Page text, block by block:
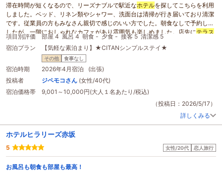
滞在時間が短くなるので、リーズナブルで駅近なホテルを探してこちらを利用
しました。ベッド、リネン類やシャワー、洗面台は清掃が行き届いており清潔
です。従業員の方もみなさん親切で感じのいい方でした。朝食なしで予約しま
したが、一階におしゃれなカフェがあり雰囲気も楽しめました。店先にテラス
席があり、犬を連れて楽しんでいる方がおり近くに住んでいたら是非犬を連れ
てカフェだけでも利用したいです。
項目別評価 部屋 4 風呂 4 朝食 - 夕食 - 接客 5 清潔感 5
宿泊プラン
【気軽な素泊まり】★CITANシンプルステイ★
その他 食事なし
宿泊時期
2026年4月宿泊 (出張)
投稿者
ジペモコさん (女性/40代)
宿泊価格帯
9,001～10,000円(大人１名あたり/税込)
（投稿日：2026/5/17）
詳しくみる
ホテルヒラリーズ赤坂
5 女性/20代 恋人旅行
お風呂も朝食も部屋も最高！